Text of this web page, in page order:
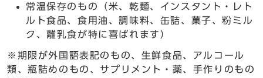
常温保存のもの（米、乾麺、インスタント・レト
ルト食品、食用油、調味料、缶詰、菓子、粉ミル
ク、離乳食が特に喜ばれます）
※期限が外国語表記のもの、生鮮食品、アルコール
類、瓶詰めのもの、サプリメント・薬、手作りのもの